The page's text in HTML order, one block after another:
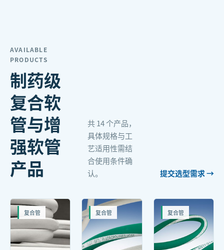
AVAILABLE
PRODUCTS
制药级
复合软
管与增
强软管
产品
共 14个产品，
具体规格与工
艺适用性需结
合使用条件确
认。
提交选型需求 →
复合管 复合管 复合管